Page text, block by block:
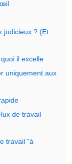
judicieux ? (Et
il excelle
uniquement aux
de travail
travail "à